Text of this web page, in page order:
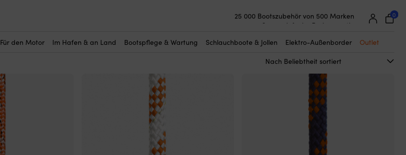
25 000 Bootszubehör von 500 Marken
0
Für den Motor Im Hafen & an Land Bootspflege & Wartung Schlauchboote & Jollen Elektro-Außenborder Outlet